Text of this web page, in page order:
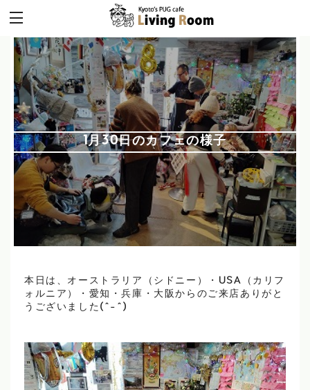
1月30日のカフェの様子
本日は、オーストラリア（シドニー）・USA（カリフ
ォルニア）・愛知・兵庫・大阪からのご来店ありがと
うございました(^-^)